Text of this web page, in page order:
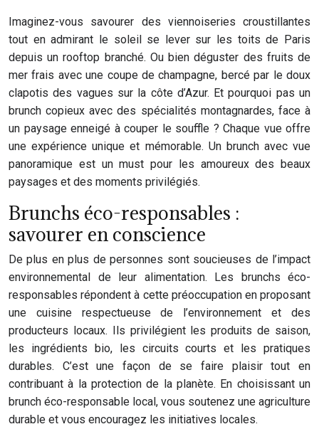
Imaginez-vous savourer des viennoiseries croustillantes
tout en admirant le soleil se lever sur les toits de Paris
depuis un rooftop branché. Ou bien déguster des fruits de
mer frais avec une coupe de champagne, bercé par le doux
clapotis des vagues sur la côte d’Azur. Et pourquoi pas un
brunch copieux avec des spécialités montagnardes, face à
un paysage enneigé à couper le souffle ? Chaque vue offre
une expérience unique et mémorable. Un brunch avec vue
panoramique est un must pour les amoureux des beaux
paysages et des moments privilégiés.
Brunchs éco-responsables :
savourer en conscience
De plus en plus de personnes sont soucieuses de l’impact
environnemental de leur alimentation. Les brunchs éco-
responsables répondent à cette préoccupation en proposant
une cuisine respectueuse de l’environnement et des
producteurs locaux. Ils privilégient les produits de saison,
les ingrédients bio, les circuits courts et les pratiques
durables. C’est une façon de se faire plaisir tout en
contribuant à la protection de la planète. En choisissant un
brunch éco-responsable local, vous soutenez une agriculture
durable et vous encouragez les initiatives locales.